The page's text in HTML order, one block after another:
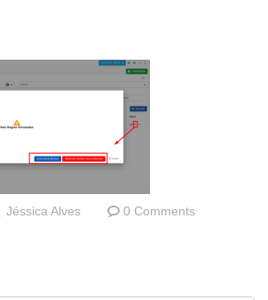
Jéssica Alves 0 Comments